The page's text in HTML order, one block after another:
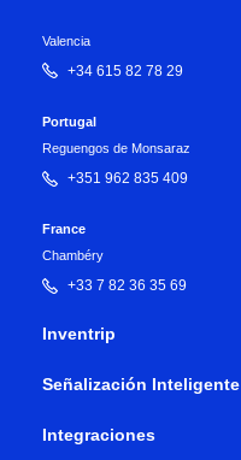
Valencia
+34 615 82 78 29
Portugal
Reguengos de Monsaraz
+351 962 835 409
France
Chambéry
+33 7 82 36 35 69
Inventrip
Señalización Inteligente
Integraciones